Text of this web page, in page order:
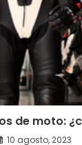
de moto:
10 agosto, 2023